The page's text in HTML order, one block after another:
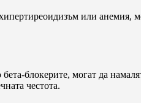
или анемия,
блокерите, могат да
честота.